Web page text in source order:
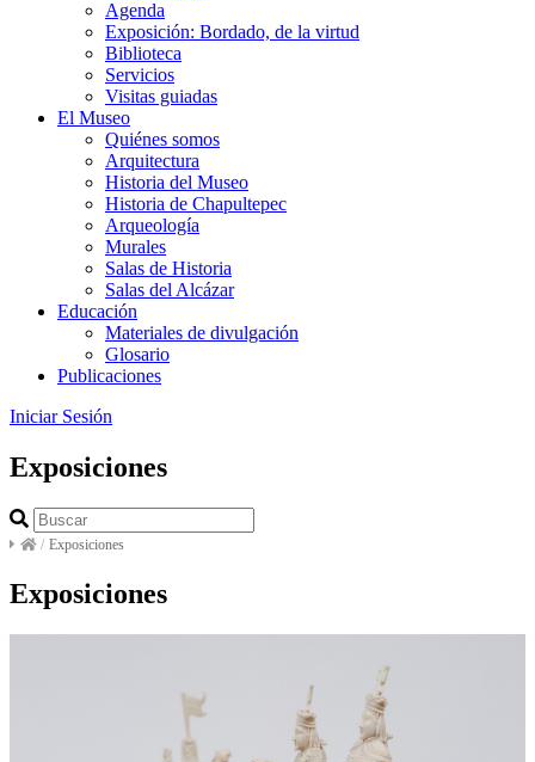
Agenda
Exposición: Bordado, de la virtud
Biblioteca
Servicios
Visitas guiadas
El Museo
Quiénes somos
Arquitectura
Historia del Museo
Historia de Chapultepec
Arqueología
Murales
Salas de Historia
Salas del Alcázar
Educación
Materiales de divulgación
Glosario
Publicaciones
Iniciar Sesión
Exposiciones
/ Exposiciones
Exposiciones